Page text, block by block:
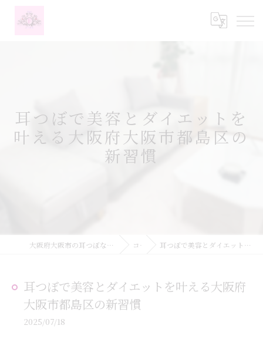
耳つぼで美容とダイエットを
叶える大阪府大阪市都島区の
新習慣
大阪府大阪市の耳つぼなら耳つぼダイエットサロンふーみん コラム 耳つぼで美容とダイエットを叶える大阪府大阪市都島区の新習慣
耳つぼで美容とダイエットを叶える大阪府
大阪市都島区の新習慣
2025/07/18